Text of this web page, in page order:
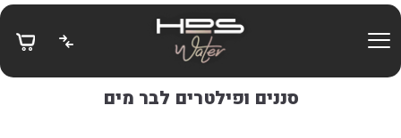
Skip to Content
סננים ופילטרים לבר מים
בחזרה למעלה